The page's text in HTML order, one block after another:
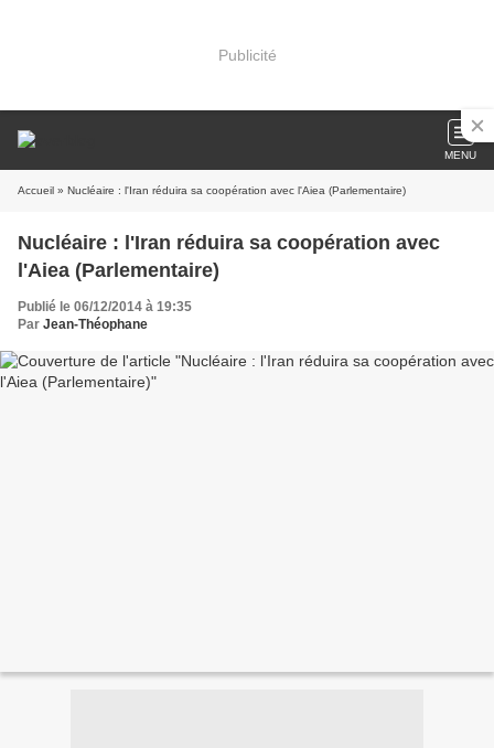
Publicité
MENU
Accueil » Nucléaire : l'Iran réduira sa coopération avec l'Aiea (Parlementaire)
Nucléaire : l'Iran réduira sa coopération avec
l'Aiea (Parlementaire)
Publié le 06/12/2014 à 19:35
Par Jean-Théophane